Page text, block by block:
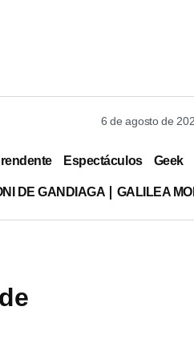
6 de agosto de
Espectáculos Geek
DE GANDIAGA GALILEA